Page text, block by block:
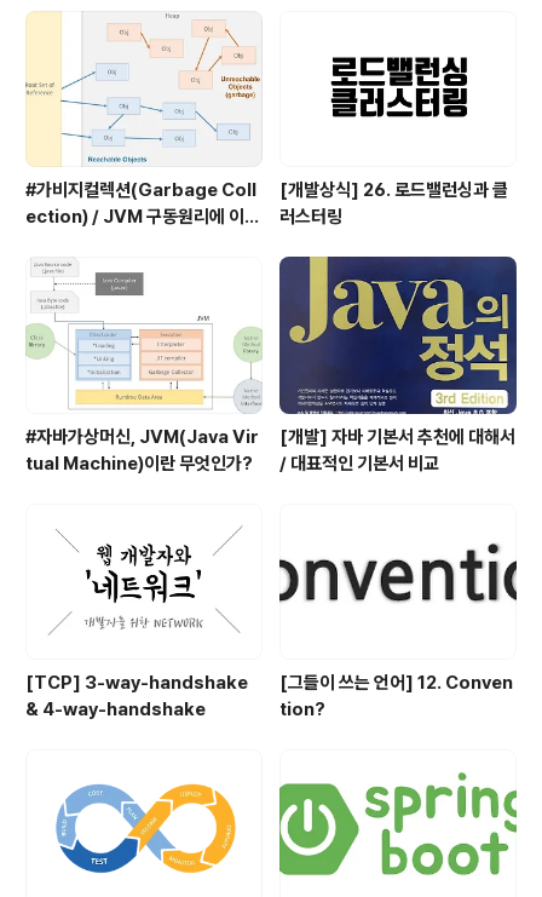
port 와 구현 파일의 #import “header.h”에서‘꺾쇠'와
'double quote, 큰 따옴표'의 차이는 무엇인가..
#가비지컬렉션(Garbage Coll
ection) / JVM 구동원리에 이어
[개발상식] 26. 로드밸런싱과 클
러스터링
#자바가상머신, JVM(Java Vir
tual Machine)이란 무엇인가?
[개발] 자바 기본서 추천에 대해서
/ 대표적인 기본서 비교
[TCP] 3-way-handshake
& 4-way-handshake
[그들이 쓰는 언어] 12. Conven
tion?